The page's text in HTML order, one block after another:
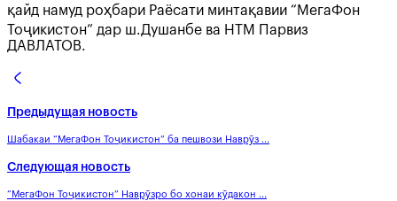
қайд намуд роҳбари Раёсати минтақавии “МегаФон
Тоҷикистон” дар ш.Душанбе ва НТМ Парвиз
ДАВЛАТОВ.
Предыдущая новость
Шабакаи “МегаФон Тоҷикистон” ба пешвози Наврӯз ...
Следующая новость
“МегаФон Тоҷикистон” Наврӯзро бо хонаи кӯдакон ...